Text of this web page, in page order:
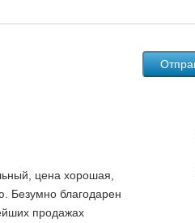
цена хорошая,
Безумно благодарен
продажах